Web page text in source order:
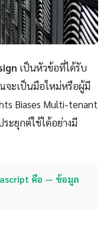
เป็นหัวข้อที่ได้รับ
จะเป็นมือใหม่หรือผู้มี
Biases Multi-tenant
ะยุกต์ใช้ได้อย่างมี
คือ — ข้อมูล